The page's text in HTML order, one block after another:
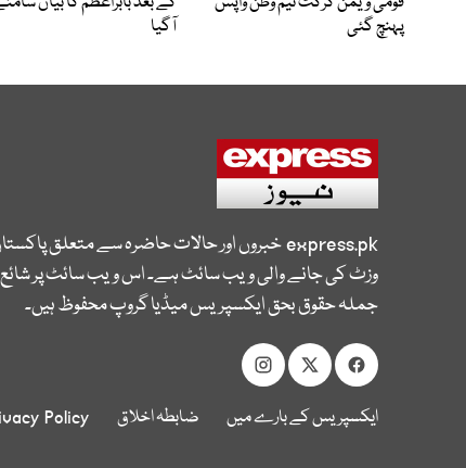
پہنچ گئی
آگیا
express.pkخبروں اور حالات حاضرہ سے متعلق
وزٹ کی جانے والی ویب سائٹ ہے۔ اس ویب سائٹ پر
جملہ حقوق بحق ایکسپریس میڈیا گروپ محفوظ ہیں۔
ایکسپریس کے بارے میں ضابطہ اخلاق Policy